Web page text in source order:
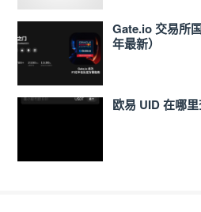
Gate.io 交易所
年最新）
欧易 UID 在哪